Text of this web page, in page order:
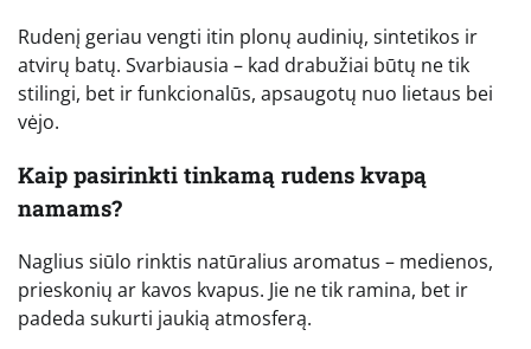
Rudenį geriau vengti itin plonų audinių, sintetikos ir
atvirų batų. Svarbiausia – kad drabužiai būtų ne tik
stilingi, bet ir funkcionalūs, apsaugotų nuo lietaus bei
vėjo.
Kaip pasirinkti tinkamą rudens kvapą
namams?
Naglius siūlo rinktis natūralius aromatus – medienos,
prieskonių ar kavos kvapus. Jie ne tik ramina, bet ir
padeda sukurti jaukią atmosferą.